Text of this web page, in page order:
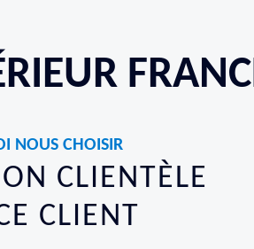
NOUS CHOISIR
CLIENTÈLE
CLIENT